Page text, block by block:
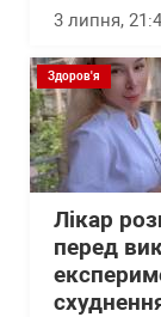
3 липня,
Здоров'я
Лікар
перед